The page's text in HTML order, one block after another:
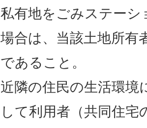
私有地をごみステー
場合は、当該土地所有
であること。
近隣の住民の生活環境
して利用者（共同住宅